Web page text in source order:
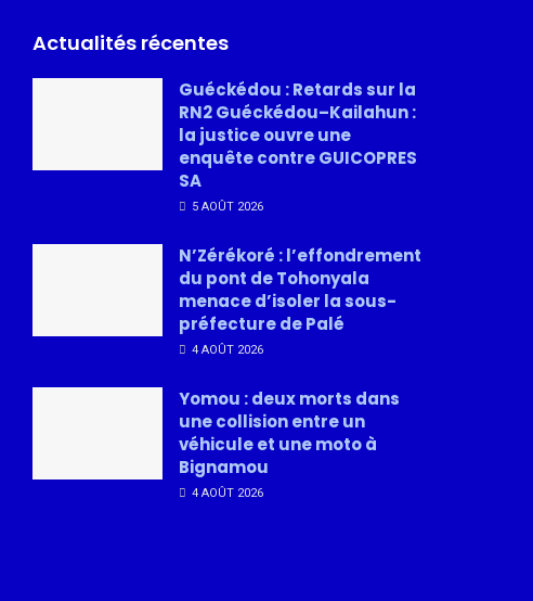
Actualités récentes
Guéckédou : Retards sur la
RN2 Guéckédou–Kailahun :
la justice ouvre une
enquête contre GUICOPRES
SA
5 AOÛT 2026
N’Zérékoré : l’effondrement
du pont de Tohonyala
menace d’isoler la sous-
préfecture de Palé
4 AOÛT 2026
Yomou : deux morts dans
une collision entre un
véhicule et une moto à
Bignamou
4 AOÛT 2026